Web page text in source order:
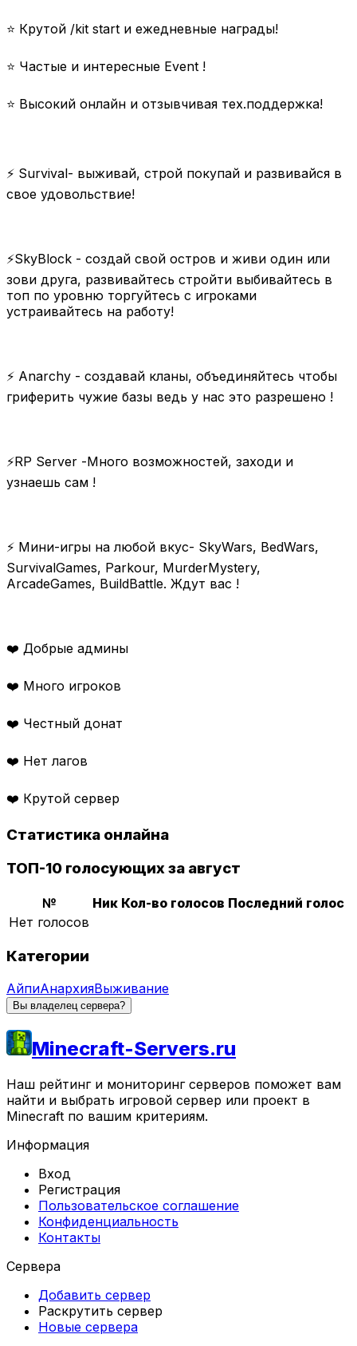
⭐ Крутой /kit start и ежедневные награды!
⭐ Частые и интересные Event !
⭐ Высокий онлайн и отзывчивая тех.поддержка!
⚡ Survival- выживай, строй покупай и развивайся в
свое удовольствие!
⚡SkyBlock - создай свой остров и живи один или
зови друга, развивайтесь стройти выбивайтесь в
топ по уровню торгуйтесь с игроками
устраивайтесь на работу!
⚡ Anarchy - создавай кланы, объединяйтесь чтобы
гриферить чужие базы ведь у нас это разрешено !
⚡RP Server -Много возможностей, заходи и
узнаешь сам !
⚡ Мини-игры на любой вкус- SkyWars, BedWars,
SurvivalGames, Parkour, MurderMystery,
ArcadeGames, BuildBattle. Ждут вас !
❤️ Добрые админы
❤️ Много игроков
❤️ Честный донат
❤️ Нет лагов
❤️ Крутой сервер
Статистика онлайна
ТОП-10 голосующих за август
№ Ник Кол-во голосов Последний голос
Нет голосов
Категории
АйпиАнархияВыживание
Вы владелец сервера?
Minecraft-Servers.ru
Наш рейтинг и мониторинг серверов поможет вам
найти и выбрать игровой сервер или проект в
Minecraft по вашим критериям.
Информация
Вход
Регистрация
Пользовательское соглашение
Конфиденциальность
Контакты
Сервера
Добавить сервер
Раскрутить сервер
Новые сервера